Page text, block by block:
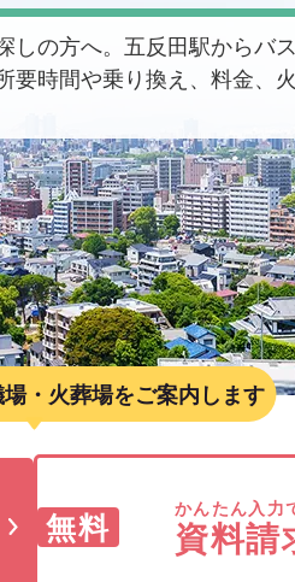
の方へ。五反田駅からバ
要時間や乗り換え、料金、
・火葬場をご案内します
無料 かんたん入力
資料請